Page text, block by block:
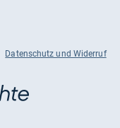
Datenschutz und Widerruf